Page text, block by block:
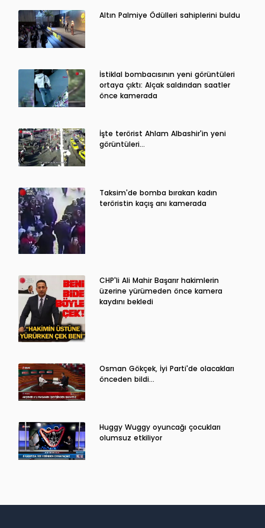
Altın Palmiye Ödülleri sahiplerini buldu
İstiklal bombacısının yeni görüntüleri
ortaya çıktı: Alçak saldırıdan saatler
önce kamerada
İşte terörist Ahlam Albashir'in yeni
görüntüleri…
Taksim'de bomba bırakan kadın
teröristin kaçış anı kamerada
CHP'li Ali Mahir Başarır hakimlerin
üzerine yürümeden önce kamera
kaydını bekledi
Osman Gökçek, İyi Parti'de olacakları
önceden bildi...
Huggy Wuggy oyuncağı çocukları
olumsuz etkiliyor